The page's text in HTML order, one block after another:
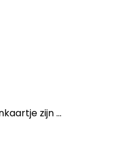
zijn ...